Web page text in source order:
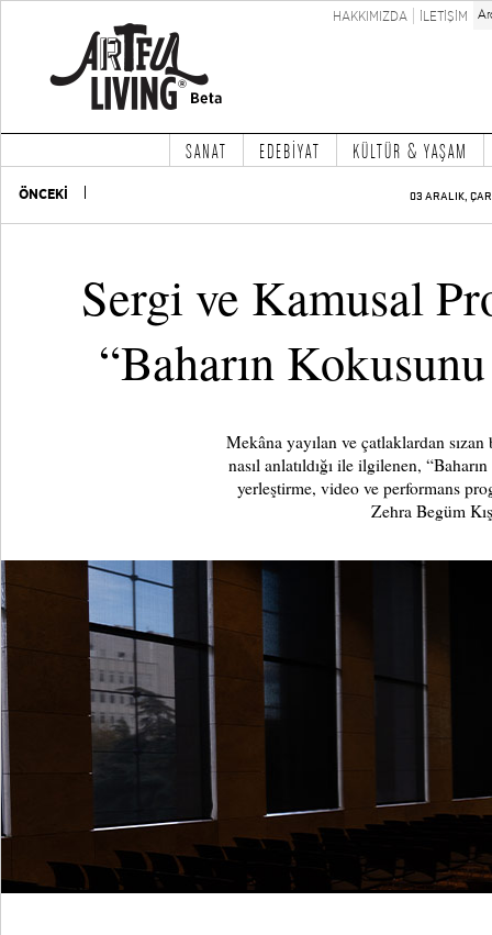
HAKKIMIZDA İLETİŞİM
SANAT EDEBİYAT KÜLTÜR & YAŞAM
ÖNCEKİ 03 ARALIK,
Sergi ve Kamusal
“Baharın
Mekâna yayılan ve çatlaklardan
nasıl anlatıldığı ile ilgilenen,
yerleştirme, video ve performans
Zehra Begüm